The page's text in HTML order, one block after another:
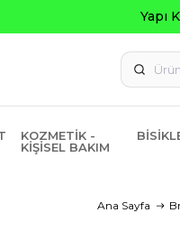
Garanti Bankasına Peşin
KOZMETIK -
KIŞISEL BAKIM
Ana Sayfa